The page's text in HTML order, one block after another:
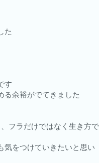
た
す
る余裕がでてきました
フラだけではなく生き方で
気をつけていきたいと思い